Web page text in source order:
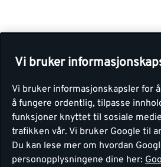
Vi bruker
Vi bruker informasjonskapsler for
å fungere ordentlig, tilpasse
funksjoner knyttet til sosiale
trafikken vår. Vi bruker Google til
Du kan lese mer om hvordan
personopplysningene dine her: